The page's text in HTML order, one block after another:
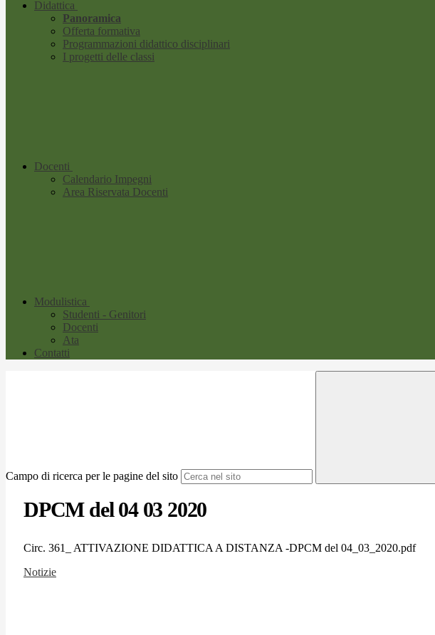
Didattica
Panoramica
Offerta formativa
Programmazioni didattico disciplinari
I progetti delle classi
Docenti
Calendario Impegni
Area Riservata Docenti
Modulistica
Studenti - Genitori
Docenti
Ata
Contatti
Campo di ricerca per le pagine del sito
DPCM del 04 03 2020
Circ. 361_ ATTIVAZIONE DIDATTICA A DISTANZA -DPCM del 04_03_2020.pdf
Notizie